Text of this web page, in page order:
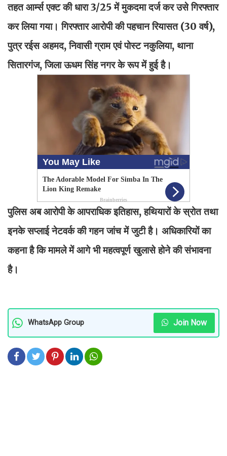
तहत आर्म्स एक्ट की धारा 3/25 में मुकदमा दर्ज कर उसे गिरफ्तार
कर लिया गया। गिरफ्तार आरोपी की पहचान रियासत (30 वर्ष),
पुत्र रईस अहमद, निवासी ग्राम एवं पोस्ट नकुलिया, थाना
सितारगंज, जिला ऊधम सिंह नगर के रूप में हुई है।
पुलिस अब आरोपी के आपराधिक इतिहास, हथियारों के स्रोत तथा
इनके सप्लाई नेटवर्क की गहन जांच में जुटी है। अधिकारियों का
कहना है कि मामले में आगे भी महत्वपूर्ण खुलासे होने की संभावना
है।
WhatsApp Group Join Now